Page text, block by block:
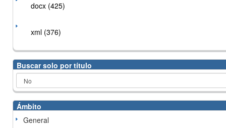
docx (425)
xml (376)
Buscar solo por título
Ámbito
General